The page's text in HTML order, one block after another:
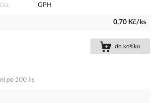
GPH
0,70 Kč/ks
do košíku
po 100 ks